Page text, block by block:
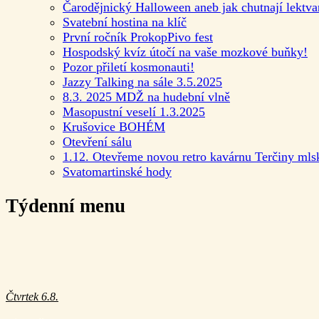
Čarodějnický Halloween aneb jak chutnají
Svatební hostina na klíč
První ročník ProkopPivo fest
Hospodský kvíz útočí na vaše mozkové buňky!
Pozor přiletí kosmonauti!
Jazzy Talking na sále 3.5.2025
8.3. 2025 MDŽ na hudební vlně
Masopustní veselí 1.3.2025
Krušovice BOHÉM
Otevření sálu
1.12. Otevřeme novou retro kavárnu Terčiny
Svatomartinské hody
Týdenní menu
Čtvrtek 6.8.